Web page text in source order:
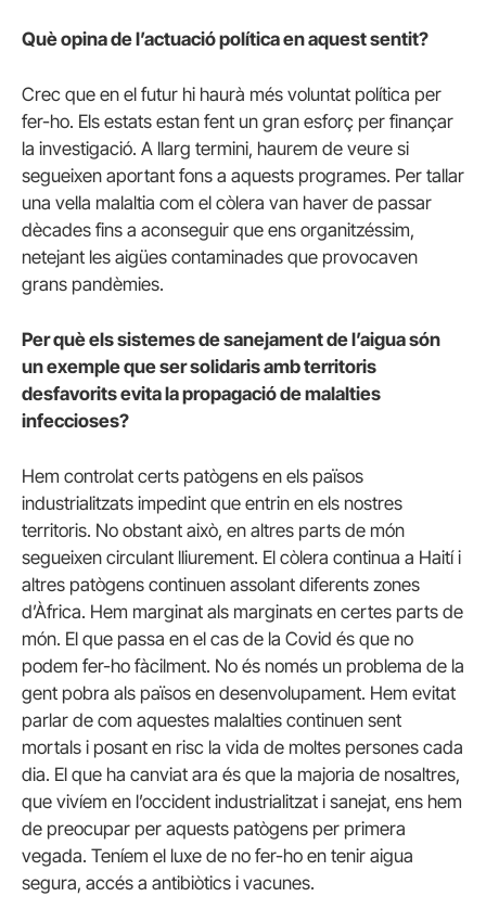
Què opina de l’actuació política en aquest sentit?
Crec que en el futur hi haurà més voluntat política per
fer-ho. Els estats estan fent un gran esforç per finançar
la investigació. A llarg termini, haurem de veure si
segueixen aportant fons a aquests programes. Per tallar
una vella malaltia com el còlera van haver de passar
dècades fins a aconseguir que ens organitzéssim,
netejant les aigües contaminades que provocaven
grans pandèmies.
Per què els sistemes de sanejament de l’aigua són
un exemple que ser solidaris amb territoris
desfavorits evita la propagació de malalties
infeccioses?
Hem controlat certs patògens en els països
industrialitzats impedint que entrin en els nostres
territoris. No obstant això, en altres parts de món
segueixen circulant lliurement. El còlera continua a Haití i
altres patògens continuen assolant diferents zones
d’Àfrica. Hem marginat als marginats en certes parts de
món. El que passa en el cas de la Covid és que no
podem fer-ho fàcilment. No és només un problema de la
gent pobra als països en desenvolupament. Hem evitat
parlar de com aquestes malalties continuen sent
mortals i posant en risc la vida de moltes persones cada
dia. El que ha canviat ara és que la majoria de nosaltres,
que vivíem en l’occident industrialitzat i sanejat, ens hem
de preocupar per aquests patògens per primera
vegada. Teníem el luxe de no fer-ho en tenir aigua
segura, accés a antibiòtics i vacunes.